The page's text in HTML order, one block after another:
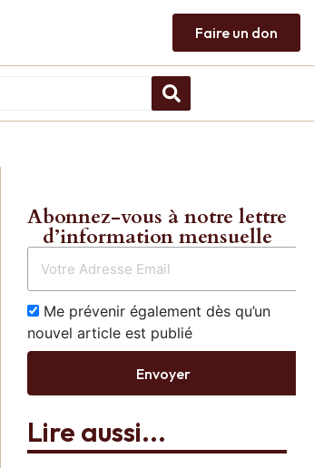
Faire un don
Abonnez-vous à notre lettre
d’information mensuelle
Me prévenir également dès qu’un
nouvel article est publié
Envoyer
Lire aussi...